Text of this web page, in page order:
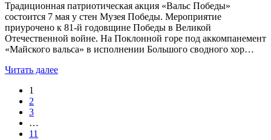
Традиционная патриотическая акция «Вальс Победы»
состоится 7 мая у стен Музея Победы. Мероприятие
приурочено к 81-й годовщине Победы в Великой
Отечественной войне. На Поклонной горе под аккомпанемент
«Майского вальса» в исполнении Большого сводного хор…
Читать далее
1
2
3
…
11